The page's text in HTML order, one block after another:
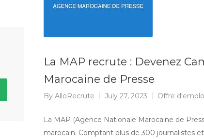
La MAP recrute : Devenez
Marocaine de Presse
By AlloRecrute July 27, 2023 Offre
La MAP (Agence Nationale Marocaine de
marocain. Comptant plus de 300 journalistes